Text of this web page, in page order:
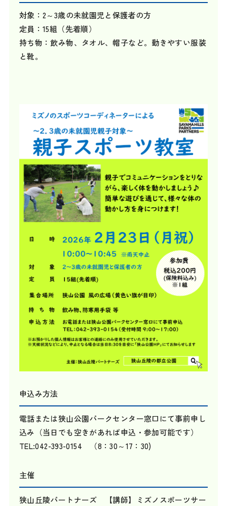
対象：2～3歳の未就園児と保護者の方
定員：15組（先着順）
持ち物：飲み物、タオル、帽子など。動きやすい服装
と靴。
申込み方法
電話または狭山公園パークセンター窓口にて事前申し
込み（当日でも空きがあれば申込・参加可能です）
TEL:042-393-0154 （8：30～17：30)
主催
狭山丘陵パートナーズ 【講師】ミズノスポーツサー